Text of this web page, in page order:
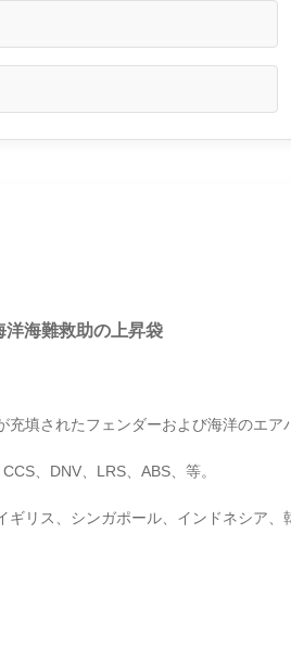
洋海難救助の上昇袋
填されたフェンダーおよび海洋のエ
、DNV、LRS、ABS、等。
リス、シンガポール、インドネシア、